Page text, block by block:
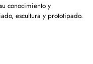
conocimiento y
escultura y prototipado.